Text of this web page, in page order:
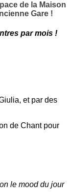
de la Maison
Gare !
par mois !
et par des
de Chant pour
le mood du jour